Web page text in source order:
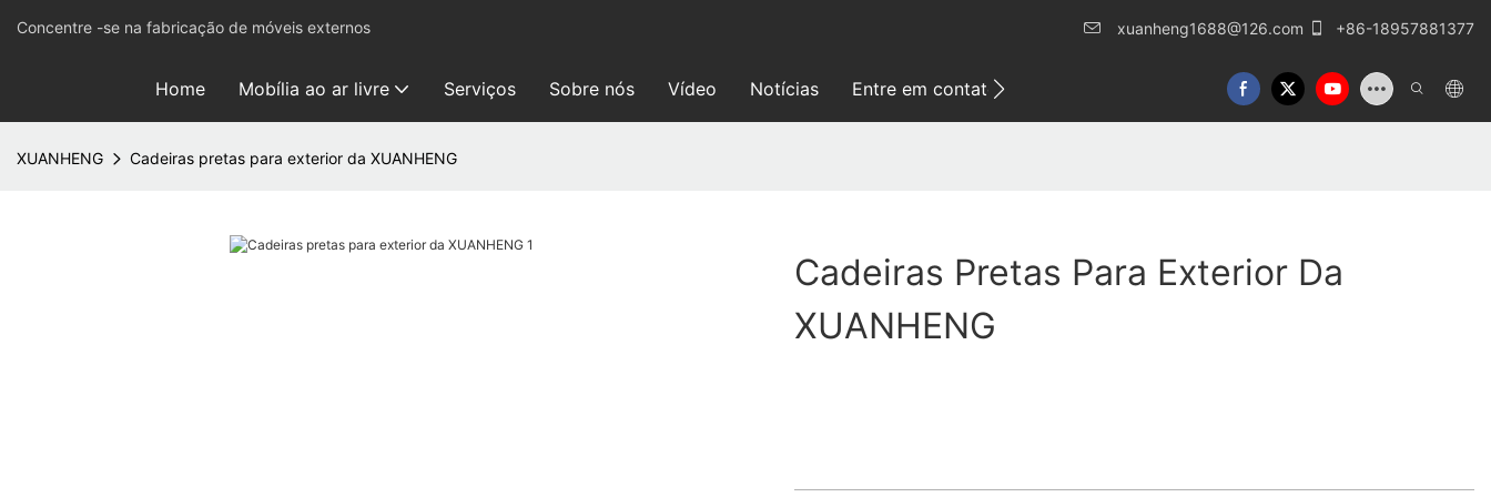
Concentre -se na fabricação de móveis externos xuanheng1688@126.com +86-18957881377
Home Mobília ao ar livre Serviços Sobre nós Vídeo Notícias Entre em contato conosco
XUANHENG Cadeiras pretas para exterior da XUANHENG
Cadeiras Pretas Para Exterior Da
XUANHENG